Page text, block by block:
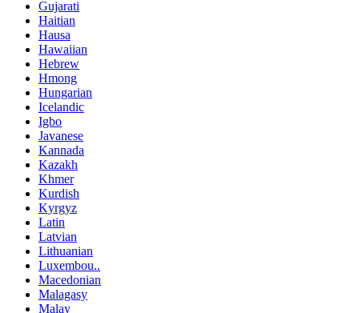
Gujarati
Haitian
Hausa
Hawaiian
Hebrew
Hmong
Hungarian
Icelandic
Igbo
Javanese
Kannada
Kazakh
Khmer
Kurdish
Kyrgyz
Latin
Latvian
Lithuanian
Luxembou..
Macedonian
Malagasy
Malay